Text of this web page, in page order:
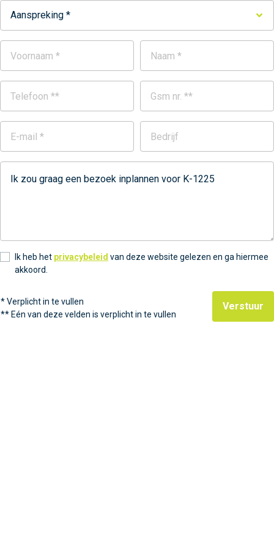
Aanspreking *
Ik heb het privacybeleid van deze website gelezen en ga hiermee
akkoord.
*Verplicht in te vullen
** Eén van deze velden is verplicht in te vullen
Verstuur